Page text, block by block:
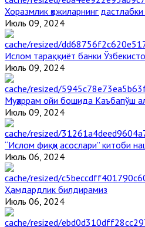
Хоразмлик ҳожиларнинг
Июль 09, 2024
Ислом тараққиёт банки
Июль 09, 2024
Муҳаррам ойи бошида Каъбапўш
Июль 09, 2024
“Ислом фиқҳи асослари” китоби
Июль 06, 2024
Ҳамдардлик билдирамиз
Июль 06, 2024